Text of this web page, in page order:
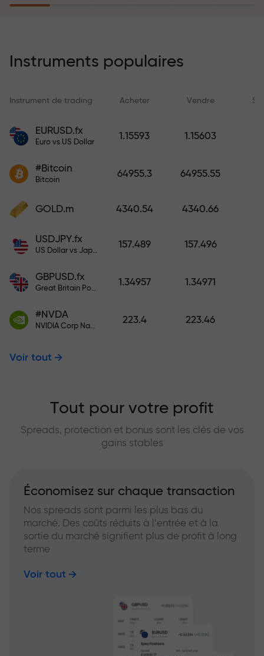
rêves simplement en effectuant un
risques rembourse vos pertes et
garantit un triplement des profits
tranquillité — votre capital est
dépôt. X1000 n’est pas une erreur.
Instruments populaires
Instrument de trading Acheter Vendre
EURUSD.fx
Euro vs US Dollar
1.15593 1.15603
#Bitcoin
Bitcoin
64955.3 64955.55
GOLD.m 4340.54 4340.66
USDJPY.fx
US Dollar vs Japanese Yen
157.489 157.496
GBPUSD.fx
Great Britain Pound vs US Dollar
1.34957 1.34971
#NVDA
NVIDIA Corp Nasdaq Stock Exchange (Nasdaq) USD
223.4 223.46
Voir tout
Tout pour votre profit
Spreads, protection et bonus sont les clés de vos
gains stables
Économisez sur chaque transaction
Nos spreads sont parmi les plus bas du
marché. Des coûts réduits à l’entrée et à la
sortie du marché signifient plus de profit à long
terme
Voir tout